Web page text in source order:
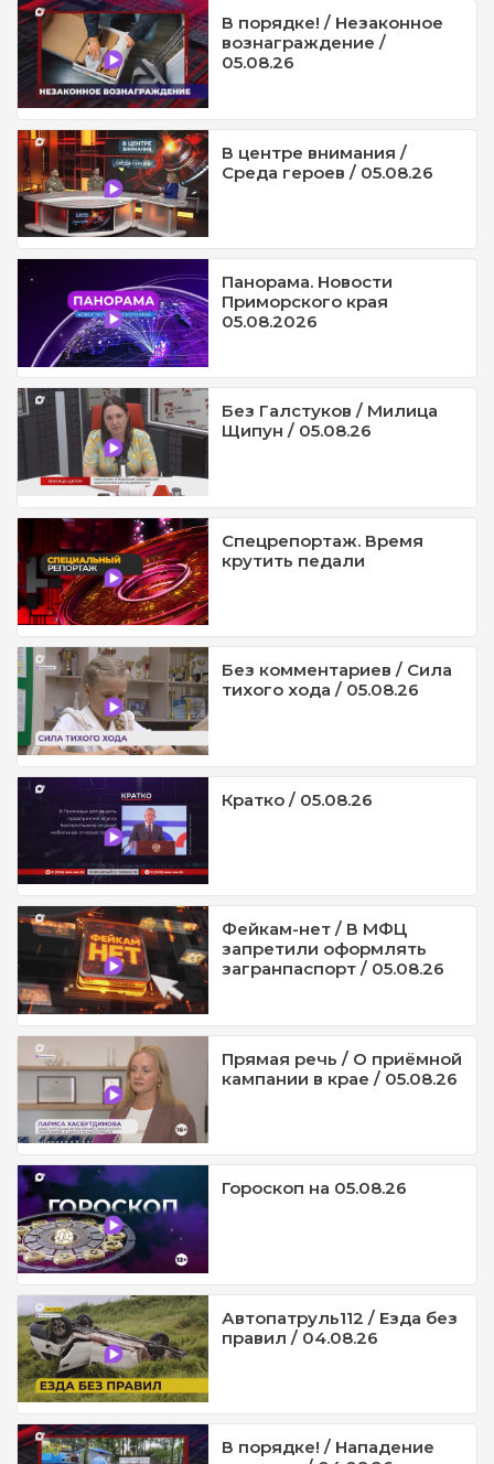
В порядке! / Незаконное
вознаграждение /
05.08.26
В центре внимания /
Среда героев / 05.08.26
Панорама. Новости
Приморского края
05.08.2026
Без Галстуков / Милица
Щипун / 05.08.26
Спецрепортаж. Время
крутить педали
Без комментариев / Сила
тихого хода / 05.08.26
Кратко / 05.08.26
Фейкам-нет / В МФЦ
запретили оформлять
загранпаспорт / 05.08.26
Прямая речь / О приёмной
кампании в крае / 05.08.26
Гороскоп на 05.08.26
Автопатруль112 / Езда без
правил / 04.08.26
В порядке! / Нападение